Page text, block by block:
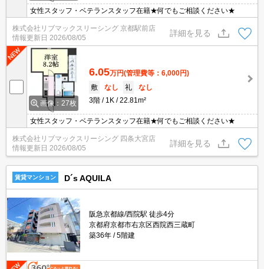
女性スタッフ・ベテランスタッフ在籍★何でもご相談ください★
株式会社リブマックスリーシング 京都駅前店
情報更新日 2026/08/05
詳細を見る
画像：27枚
6.05万円(管理費等：6,000円)
敷
なし 礼
なし
3階
1K 22.81m²
女性スタッフ・ベテランスタッフ在籍★何でもご相談ください★
株式会社リブマックスリーシング 四条大宮店
情報更新日 2026/08/05
詳細を見る
賃貸マンション D´s AQUILA
阪急京都線/西院駅 徒歩4分
京都府京都市右京区西院西三蔵町
築36年
5階建